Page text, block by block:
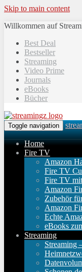
Skip to main content
Willkommen auf
Best Deal
Bestseller
Streaming
Video Prime
Journals
eBooks
Bücher
Toggle navigation
Home
Fire TV
Amazon
Fire TV
Fire TV
Amazon
Zubehör
Amazon
Echte
eBooks
Streaming
Streaming